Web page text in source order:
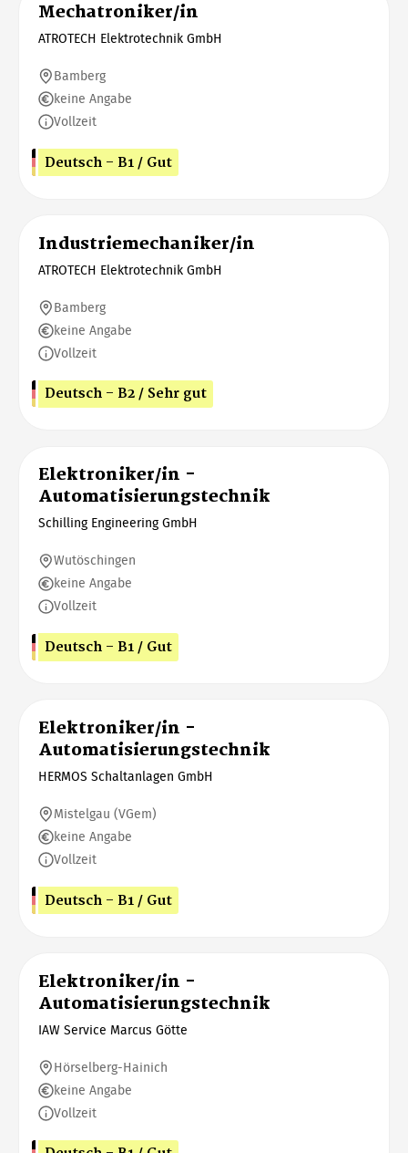
Mechatroniker/in
ATROTECH Elektrotechnik GmbH
Bamberg
keine Angabe
Vollzeit
Deutsch - B1 / Gut
Industriemechaniker/in
ATROTECH Elektrotechnik GmbH
Bamberg
keine Angabe
Vollzeit
Deutsch - B2 / Sehr gut
Elektroniker/in -
Automatisierungstechnik
Schilling Engineering GmbH
Wutöschingen
keine Angabe
Vollzeit
Deutsch - B1 / Gut
Elektroniker/in -
Automatisierungstechnik
HERMOS Schaltanlagen GmbH
Mistelgau (VGem)
keine Angabe
Vollzeit
Deutsch - B1 / Gut
Elektroniker/in -
Automatisierungstechnik
IAW Service Marcus Götte
Hörselberg-Hainich
keine Angabe
Vollzeit